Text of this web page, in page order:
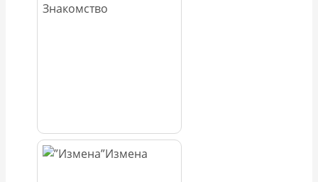
Знакомство
Измена